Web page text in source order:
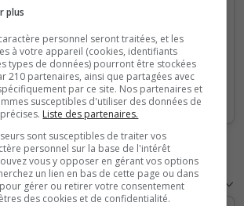
Dec Jan Feb Mar Apr May Jun Jul Aug
plus
personnel seront traitées, et les
à votre appareil (cookies, identifiants
types de données) pourront être stockées
210 partenaires, ainsi que partagées avec
par ce site. Nos partenaires et
susceptibles d'utiliser des données de
Liste des partenaires.
sont susceptibles de traiter vos
personnel sur la base de l'intérêt
vous y opposer en gérant vos options
un lien en bas de cette page ou dans
gérer ou retirer votre consentement
des cookies et de confidentialité.